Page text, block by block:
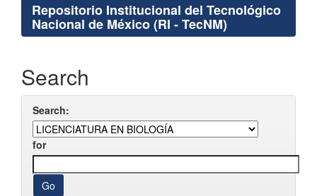
Repositorio Institucional del Tecnológico
Nacional de México (RI - TecNM)
Search
Search:
for